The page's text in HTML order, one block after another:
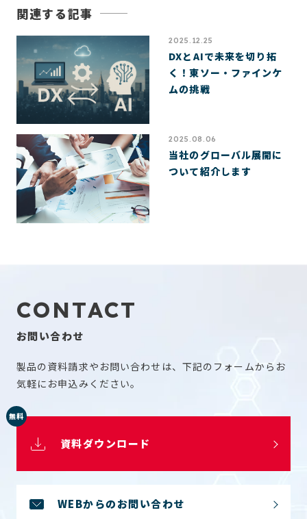
関連する記事
2025.12.25
DXとAIで未来を切り拓
く！東ソー・ファインケ
ムの挑戦
2025.08.06
当社のグローバル展開に
ついて紹介します
CONTACT
お問い合わせ
製品の資料請求やお問い合わせは、下記のフォームからお
気軽にお申込みください。
資料ダウンロード
無料
WEBからのお問い合わせ